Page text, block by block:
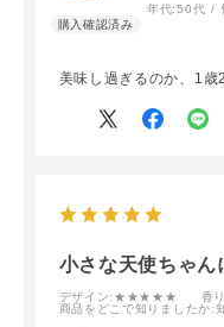
年代:50代
美味し過ぎるのか、1歳
小さな天使ちゃん
デザイン:★★★★★ 香り
商品をどこで知りましたか: